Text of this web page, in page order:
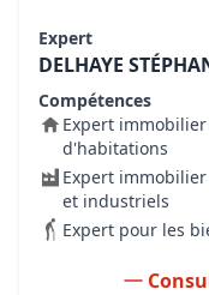
Expert
DELHAYE
Compétences
Expert
d'habitations
Expert
et industriels
Expert pour les